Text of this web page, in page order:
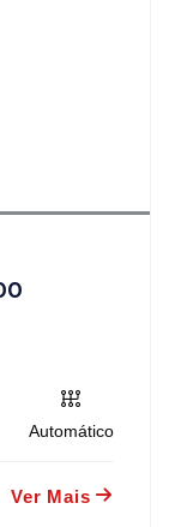
Automático
Ver Mais